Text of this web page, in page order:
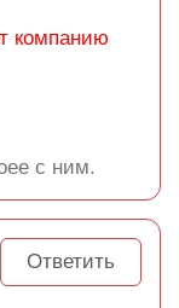
компанию
с ним.
Ответить